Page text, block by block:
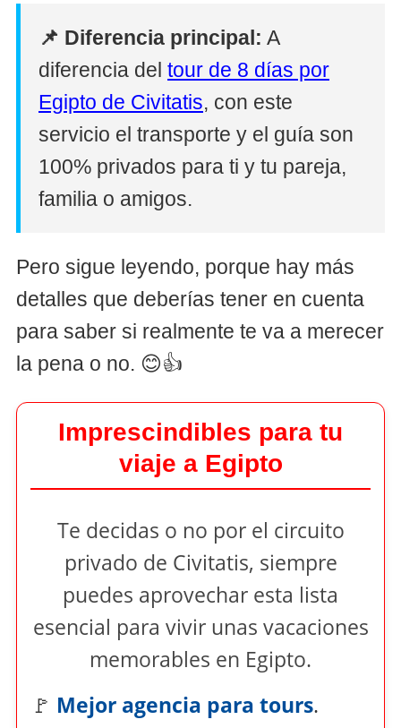
📌 Diferencia principal: A
diferencia del tour de 8 días por
Egipto de Civitatis, con este
servicio el transporte y el guía son
100% privados para ti y tu pareja,
familia o amigos.
Pero sigue leyendo, porque hay más
detalles que deberías tener en cuenta
para saber si realmente te va a merecer
la pena o no. 😊👍
Imprescindibles para tu
viaje a Egipto
Te decidas o no por el circuito
privado de Civitatis, siempre
puedes aprovechar esta lista
esencial para vivir unas vacaciones
memorables en Egipto.
🚩 Mejor agencia para tours.